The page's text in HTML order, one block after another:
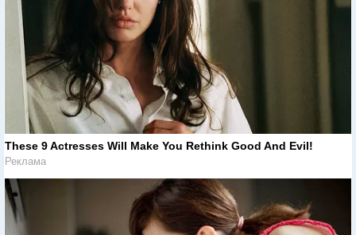
These 9 Actresses Will Make You Rethink Good And Evil!
Реклама